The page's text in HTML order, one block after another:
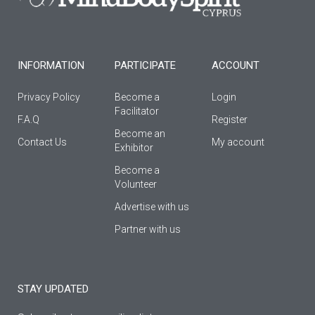
f
INFORMATION
Privacy Policy
F.A.Q
Contact Us
PARTICIPATE
Become a
Facilitator
Βecome an
Εxhibitor
Become a
Volunteer
Advertise with us
Partner with us
ACCOUNT
Login
Register
My account
STAY UPDATED